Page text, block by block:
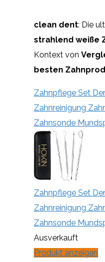
clean dent: Die
strahlend weiße
Kontext von
besten
Zahnpflege Set
Zahnreinigung
Zahnsonde
Zahnpflege Set
Zahnreinigung
Zahnsonde
Ausverkauft
Produkt anzeigen